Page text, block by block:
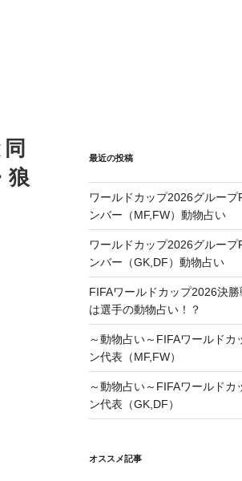
狼
最近の投稿
ワールドカップ2026グループ
ンバー（MF,FW）動物占い
ワールドカップ2026グループ
ンバー（GK,DF）動物占い
FIFAワールドカップ2026決
は選手の動物占い！？
～動物占い～FIFAワールドカ
ン代表（MF,FW）
～動物占い～FIFAワールドカ
ン代表（GK,DF）
オススメ記事